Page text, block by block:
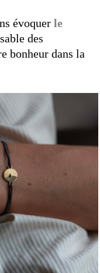
évoquer le
des
bonheur dans la